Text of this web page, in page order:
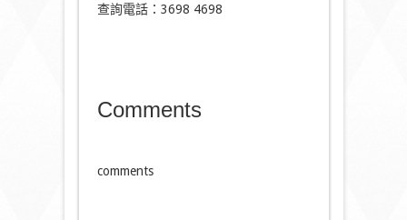
查詢電話：3698 4698
Comments
comments